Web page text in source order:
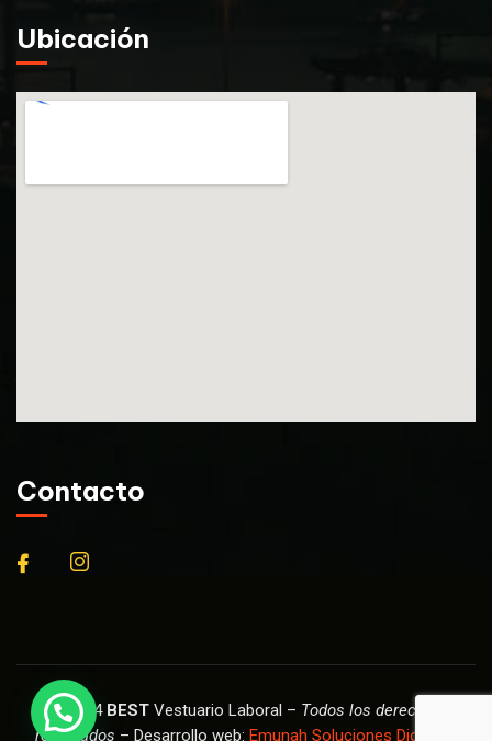
Ubicación
Contacto
© 2024 BEST Vestuario Laboral – Todos los derechos
reservados – Desarrollo web: Emunah Soluciones Digitales